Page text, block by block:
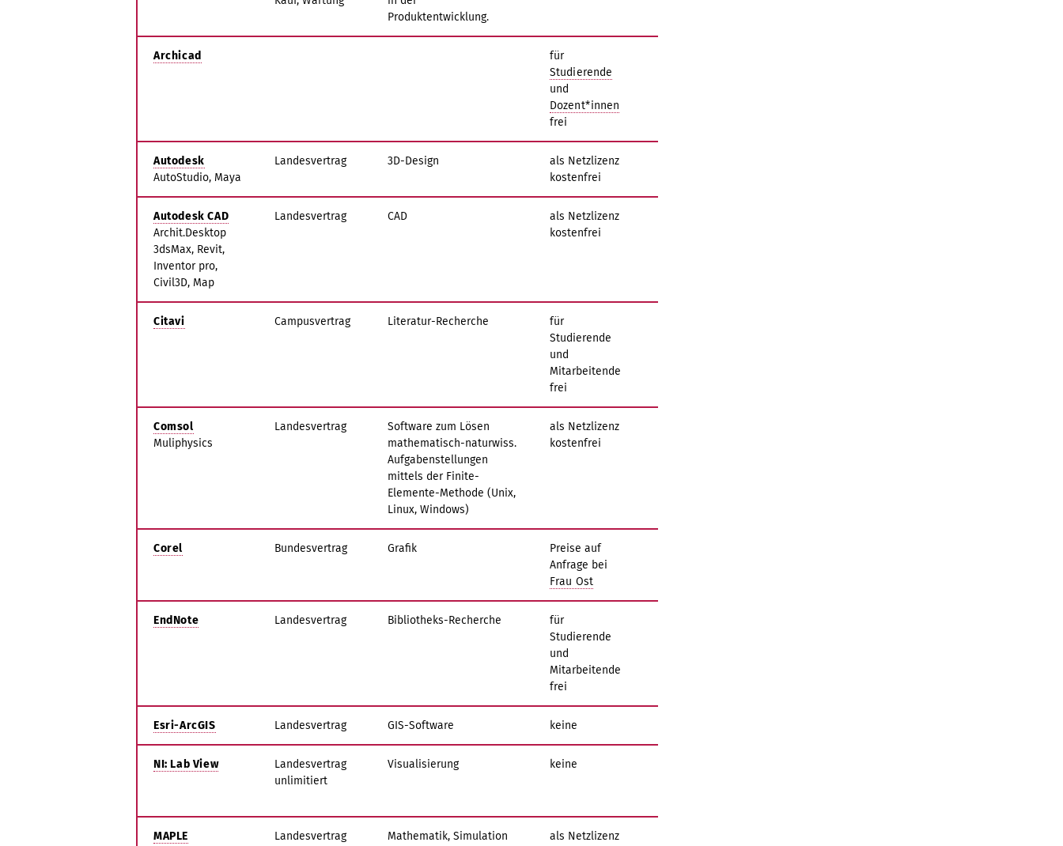
Produktentwicklung.
Archicad
für
Studierende
und
Dozent*innen
frei
Autodesk
AutoStudio, Maya
Landesvertrag 3D-Design
als Netzlizenz
kostenfrei
Autodesk CAD
Archit.Desktop
3dsMax, Revit,
Inventor pro,
Civil3D, Map
Landesvertrag CAD
als Netzlizenz
kostenfrei
Citavi Campusvertrag Literatur-Recherche
für
Studierende
und
Mitarbeitende
frei
Comsol
Muliphysics
Landesvertrag
Software zum Lösen
mathematisch-naturwiss.
Aufgabenstellungen
mittels der Finite-
Elemente-Methode (Unix,
Linux, Windows)
als Netzlizenz
kostenfrei
Corel Bundesvertrag Grafik
Preise auf
Anfrage bei
Frau Ost
EndNote Landesvertrag Bibliotheks-Recherche
für
Studierende
und
Mitarbeitende
frei
Esri-ArcGIS Landesvertrag GIS-Software keine
NI: Lab View
Landesvertrag
unlimitiert
Visualisierung keine
MAPLE Landesvertrag Mathematik, Simulation
als Netzlizenz